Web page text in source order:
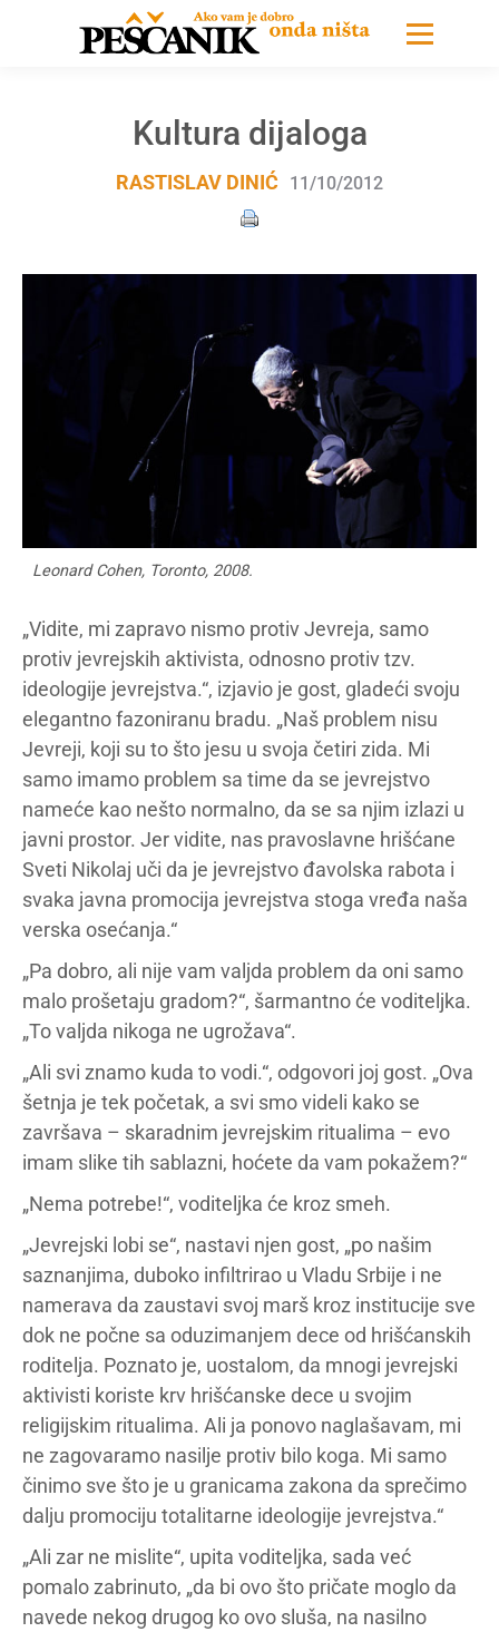
Kultura dijaloga
RASTISLAV DINIĆ 11/10/2012
Leonard Cohen, Toronto, 2008.
„Vidite, mi zapravo nismo protiv Jevreja, samo
protiv jevrejskih aktivista, odnosno protiv tzv.
ideologije jevrejstva.“, izjavio je gost, gladeći svoju
elegantno fazoniranu bradu. „Naš problem nisu
Jevreji, koji su to što jesu u svoja četiri zida. Mi
samo imamo problem sa time da se jevrejstvo
nameće kao nešto normalno, da se sa njim izlazi u
javni prostor. Jer vidite, nas pravoslavne hrišćane
Sveti Nikolaj uči da je jevrejstvo đavolska rabota i
svaka javna promocija jevrejstva stoga vređa naša
verska osećanja.“
„Pa dobro, ali nije vam valjda problem da oni samo
malo prošetaju gradom?“, šarmantno će voditeljka.
„To valjda nikoga ne ugrožava“.
„Ali svi znamo kuda to vodi.“, odgovori joj gost. „Ova
šetnja je tek početak, a svi smo videli kako se
završava – skaradnim jevrejskim ritualima – evo
imam slike tih sablazni, hoćete da vam pokažem?“
„Nema potrebe!“, voditeljka će kroz smeh.
„Jevrejski lobi se“, nastavi njen gost, „po našim
saznanjima, duboko infiltrirao u Vladu Srbije i ne
namerava da zaustavi svoj marš kroz institucije sve
dok ne počne sa oduzimanjem dece od hrišćanskih
roditelja. Poznato je, uostalom, da mnogi jevrejski
aktivisti koriste krv hrišćanske dece u svojim
religijskim ritualima. Ali ja ponovo naglašavam, mi
ne zagovaramo nasilje protiv bilo koga. Mi samo
činimo sve što je u granicama zakona da sprečimo
dalju promociju totalitarne ideologije jevrejstva.“
„Ali zar ne mislite“, upita voditeljka, sada već
pomalo zabrinuto, „da bi ovo što pričate moglo da
navede nekog drugog ko ovo sluša, na nasilno